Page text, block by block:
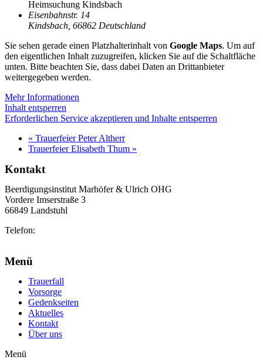
Heimsuchung Kindsbach
Eisenbahnstr. 14
Kindsbach 66862 Deutschland
Sie sehen gerade einen Platzhalterinhalt von Google Maps. Um auf
den eigentlichen Inhalt zuzugreifen, klicken Sie auf die Schaltfläche
unten. Bitte beachten Sie, dass dabei Daten an Drittanbieter
weitergegeben werden.
Mehr Informationen
Inhalt entsperren
Erforderlichen Service akzeptieren und Inhalte entsperren
« Trauerfeier Peter Altherr
Trauerfeier Elisabeth Thum »
Kontakt
Beerdigungsinstitut Marhöfer & Ulrich OHG
Vordere Imserstraße 3
66849 Landstuhl
Telefon:
Menü
Trauerfall
Vorsorge
Gedenkseiten
Aktuelles
Kontakt
Über uns
Menü